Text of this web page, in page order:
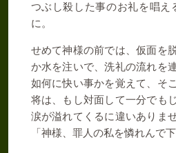
つぶし殺した事のお礼を唱
に。
せめて神様の前では、仮面を
か水を注いで、洗礼の流れを
如何に快い事かを覚えて、そ
将は、もし対面して一分でも
涙が溢れてくるに違いありま
「神様、罪人の私を憐れんで